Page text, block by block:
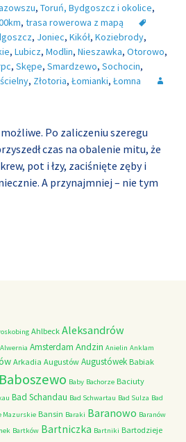
, Toruń, Bydgoszcz i okolice,
, trasa rowerowa z mapą
, Joniec, Kikół, Koziebrody,
, Lubicz, Modlin, Nieszawka, Otorowo,
, Skępe, Smardzewo, Sochocin,
, Złotoria, Łomianki, Łomna
Po zaliczeniu szeregu
czas na obalenie mitu, że
pot i łzy, zaciśnięte zęby i
A przynajmniej – nie tym
Ahlbeck Aleksandrów
Alwernia Amsterdam Andzin Anielin Anklam
Arkadia Augustów Augustówek Babiak
Baboszewo Baby Bachorze Baciuty
Bad Schandau Bad Schwartau Bad Sulza Bad
Mazurskie Bansin Baraki Baranowo Baranów
Bartków Bartniczka Bartniki Bartodzieje